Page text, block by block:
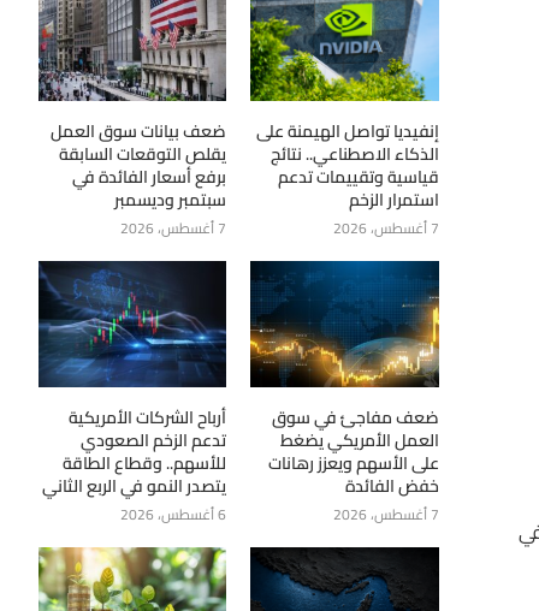
إنفيديا تواصل الهيمنة على
الذكاء الاصطناعي.. نتائج
قياسية وتقييمات تدعم
استمرار الزخم
7 أغسطس، 2026
ضعف بيانات سوق العمل
يقلص التوقعات السابقة
برفع أسعار الفائدة في
سبتمبر وديسمبر
7 أغسطس، 2026
ضعف مفاجئ في سوق
العمل الأمريكي يضغط
على الأسهم ويعزز رهانات
خفض الفائدة
7 أغسطس، 2026
أرباح الشركات الأمريكية
تدعم الزخم الصعودي
للأسهم.. وقطاع الطاقة
يتصدر النمو في الربع الثاني
6 أغسطس، 2026